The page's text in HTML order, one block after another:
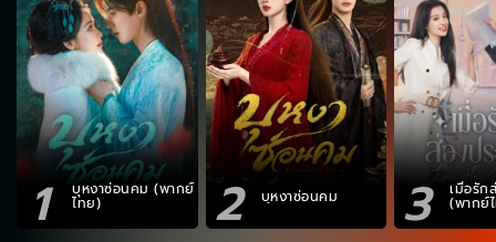
1 บุหงาซ่อนคม (พากย์
ไทย) 2 บุหงาซ่อนคม 3 เมื่อรัก
(พากย์